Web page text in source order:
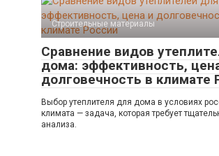
Строительные материалы
Сравнение видов
дома: эффективность,
долговечность в климате
Выбор утеплителя для дома в условиях
климата — задача, которая требует
анализа.